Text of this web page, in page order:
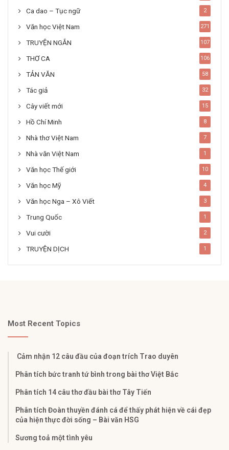
Ca dao – Tục ngữ 2
Văn học Việt Nam 271
TRUYỆN NGẮN 107
THƠ CA 106
TẢN VĂN 58
Tác giả 32
Cây viết mới 15
Hồ Chí Minh 8
Nhà thơ Việt Nam 7
Nhà văn Việt Nam 1
Văn học Thế giới 10
Văn học Mỹ 4
Văn học Nga – Xô Viết 3
Trung Quốc 1
Vui cười 2
TRUYỆN DỊCH 1
Most Recent Topics
Cảm nhận 12 câu đầu của đoạn trích Trao duyên
Phân tích bức tranh tứ bình trong bài thơ Việt Bắc
Phân tích 14 câu thơ đầu bài thơ Tây Tiến
Phân tích Đoàn thuyền đánh cá để thấy phát hiện về cái đẹp
của hiện thực đời sống – Bài văn HSG
Sương toả một tình yêu